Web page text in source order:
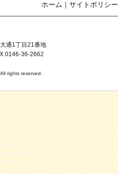
ホーム ｜ サイトポリシー
通1丁目21番地
0146-36-2662
rights reserved.